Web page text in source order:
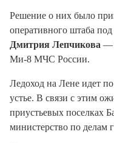
Решение о них было
оперативного штаба
Дмитрия Лепчикова —
Ми-8 МЧС России.
Ледоход на Лене идет
устье. В связи с этим
приустьевых поселках
министерство по делам